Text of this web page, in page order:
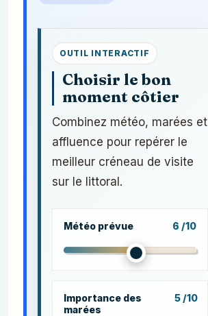
OUTIL INTERACTIF
Choisir le bon
moment côtier
Combinez météo, marées et
affluence pour repérer le
meilleur créneau de visite
sur le littoral.
Météo prévue 6 /10
Importance des
marées
5 /10